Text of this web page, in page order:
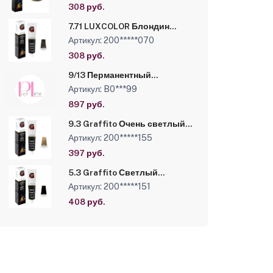
краска Luxor Professional,
308 руб.
7.71 LUXCOLOR Блондин
шоколадный пепельный,
Стойкая крем-краска Luxor
Professional, 100 мл
Артикул: 200*****070
308 руб.
9/13 Перманентный
краситель Brelil Colorianne
Prestige, 100 мл /Песочный
очень светлый блонд
Артикул: B0***99
897 руб.
9.3 Graffito Очень светлый
блондин золотистый,
Стойкая крем-краска Luxor
Professional, 100 мл
Артикул: 200*****155
397 руб.
5.3 Graffito Светлый
коричневый золотистый,
Стойкая крем-краска Luxor
Professional, 100 мл.
Артикул: 200*****151
408 руб.